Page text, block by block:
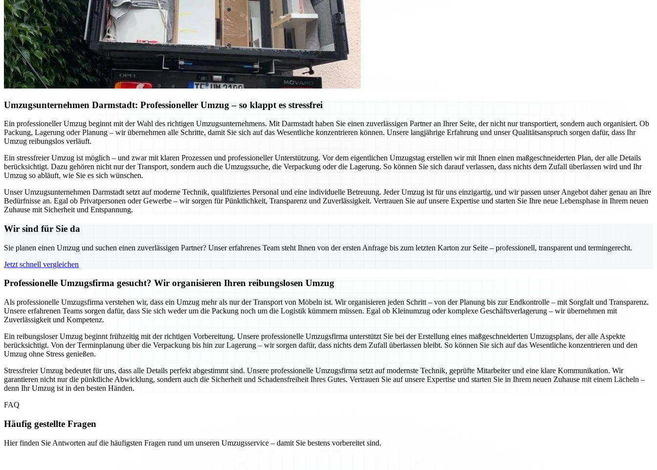
Umzugsunternehmen Darmstadt: Professioneller Umzug – so klappt es stressfrei
Ein professioneller Umzug beginnt mit der Wahl des richtigen Umzugsunternehmens. Mit Darmstadt haben Sie einen zuverlässigen Partner an Ihrer Seite, der nicht nur transportiert, sondern auch organisiert. Ob
Packung, Lagerung oder Planung – wir übernehmen alle Schritte, damit Sie sich auf das Wesentliche konzentrieren können. Unsere langjährige Erfahrung und unser Qualitätsanspruch sorgen dafür, dass Ihr
Umzug reibungslos verläuft.
Ein stressfreier Umzug ist möglich – und zwar mit klaren Prozessen und professioneller Unterstützung. Vor dem eigentlichen Umzugstag erstellen wir mit Ihnen einen maßgeschneiderten Plan, der alle Details
berücksichtigt. Dazu gehören nicht nur der Transport, sondern auch die Umzugssuche, die Verpackung oder die Lagerung. So können Sie sich darauf verlassen, dass nichts dem Zufall überlassen wird und Ihr
Umzug so abläuft, wie Sie es sich wünschen.
Unser Umzugsunternehmen Darmstadt setzt auf moderne Technik, qualifiziertes Personal und eine individuelle Betreuung. Jeder Umzug ist für uns einzigartig, und wir passen unser Angebot daher genau an Ihre
Bedürfnisse an. Egal ob Privatpersonen oder Gewerbe – wir sorgen für Pünktlichkeit, Transparenz und Zuverlässigkeit. Vertrauen Sie auf unsere Expertise und starten Sie Ihre neue Lebensphase in Ihrem neuen
Zuhause mit Sicherheit und Entspannung.
Wir sind für Sie da
Sie planen einen Umzug und suchen einen zuverlässigen Partner? Unser erfahrenes Team steht Ihnen von der ersten Anfrage bis zum letzten Karton zur Seite – professionell, transparent und termingerecht.
Jetzt schnell vergleichen
Professionelle Umzugsfirma gesucht? Wir organisieren Ihren reibungslosen Umzug
Als professionelle Umzugsfirma verstehen wir, dass ein Umzug mehr als nur der Transport von Möbeln ist. Wir organisieren jeden Schritt – von der Planung bis zur Endkontrolle – mit Sorgfalt und Transparenz.
Unsere erfahrenen Teams sorgen dafür, dass Sie sich weder um die Packung noch um die Logistik kümmern müssen. Egal ob Kleinumzug oder komplexe Geschäftsverlagerung – wir übernehmen mit
Zuverlässigkeit und Kompetenz.
Ein reibungsloser Umzug beginnt frühzeitig mit der richtigen Vorbereitung. Unsere professionelle Umzugsfirma unterstützt Sie bei der Erstellung eines maßgeschneiderten Umzugsplans, der alle Aspekte
berücksichtigt. Von der Terminplanung über die Verpackung bis hin zur Lagerung – wir sorgen dafür, dass nichts dem Zufall überlassen bleibt. So können Sie sich auf das Wesentliche konzentrieren und den
Umzug ohne Stress genießen.
Stressfreier Umzug bedeutet für uns, dass alle Details perfekt abgestimmt sind. Unsere professionelle Umzugsfirma setzt auf modernste Technik, geprüfte Mitarbeiter und eine klare Kommunikation. Wir
garantieren nicht nur die pünktliche Abwicklung, sondern auch die Sicherheit und Schadensfreiheit Ihres Gutes. Vertrauen Sie auf unsere Expertise und starten Sie in Ihrem neuen Zuhause mit einem Lächeln –
denn Ihr Umzug ist in den besten Händen.
FAQ
Häufig gestellte Fragen
Hier finden Sie Antworten auf die häufigsten Fragen rund um unseren Umzugsservice – damit Sie bestens vorbereitet sind.